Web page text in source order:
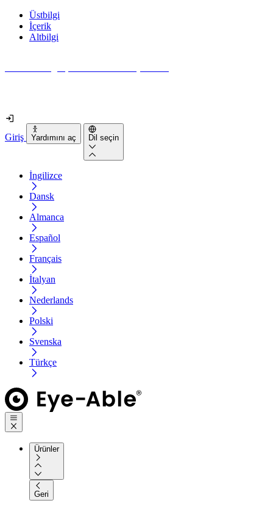
Üstbilgi
İçerik
Altbilgi
Giriş Yardımını aç Dil seçin
İngilizce
Dansk
Almanca
Español
Français
İtalyan
Nederlands
Polski
Svenska
Türkçe
Ürünler
Geri